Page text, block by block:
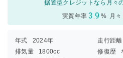
据置型クレジットなら月々
実質年率 3.9 % 月々
年式 2024年 走行距離
排気量
1800cc 修復歴